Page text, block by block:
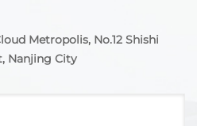
Metropolis, No.12 Shishi
Nanjing City